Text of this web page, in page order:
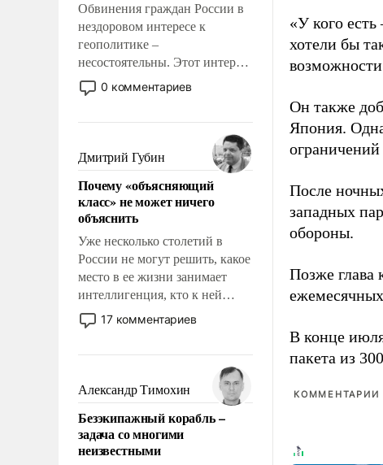
Обвинения граждан России в
нездоровом интересе к
геополитике –
несостоятельны. Этот интерес
рационален и прагматичен. Он
обусловлен тысячелетним
фундаментальным знанием,
что мировая политика имеет
свойство заявляться на порог
нашего дома.
0 комментариев
Дмитрий Губин
Почему «объясняющий
класс» не может ничего
объяснить
Уже несколько столетий в
России не могут решить, какое
место в ее жизни занимает
интеллигенция, кто к ней
принадлежит, а кого из нее
исключили с правом
чем она отличается от просто
образованных людей. Иногда
казалось, что эти вопросы
решены раз и навсегда, но –
нет, не решены.
17 комментариев
Александр Тимохин
Безэкипажный корабль –
задача со многими
неизвестными
«У кого
хотели бы
Он также
Япония.
ограничений
После
западных
обороны.
Позже глава
В конце
пакета из
КОММЕНТАРИИ